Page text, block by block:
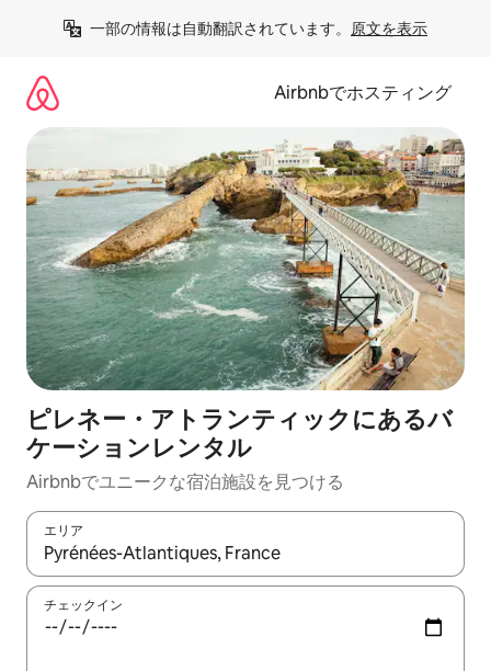
一部の情報は自動翻訳されています。 原文を表示
Airbnbでホスティング
ピレネー・アトランティックにあるバ
ケーションレンタル
Airbnbでユニークな宿泊施設を見つける
エリア
検索結果が表示されたら、上下の矢印キーを使って移動するか
チェックイン